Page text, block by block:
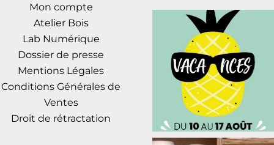
Mon compte
Atelier Bois
Lab Numérique
Dossier de presse
Mentions Légales
Conditions Générales de
Ventes
Droit de rétractation